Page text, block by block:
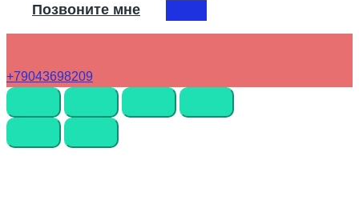
Позвоните мне
+79043698209